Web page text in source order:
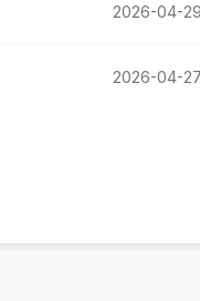
2026-04-29
2026-04-27